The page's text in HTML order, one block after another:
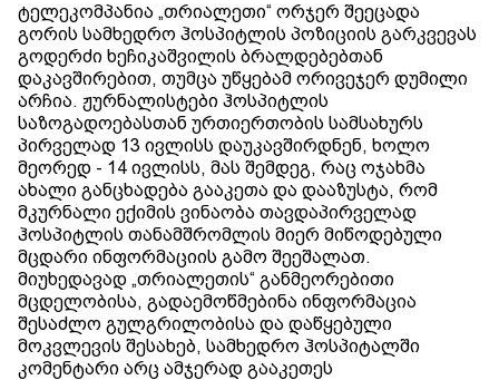
ტელეკომპანია „თრიალეთი“ ორჯერ შეეცადა
გორის სამხედრო ჰოსპიტლის პოზიციის გარკვევას
გოდერძი ხეჩიკაშვილის ბრალდებებთან
დაკავშირებით, თუმცა უწყებამ ორივეჯერ დუმილი
არჩია. ჟურნალისტები ჰოსპიტლის
საზოგადოებასთან ურთიერთობის სამსახურს
პირველად 13 ივლისს დაუკავშირდნენ, ხოლო
მეორედ - 14 ივლისს, მას შემდეგ, რაც ოჯახმა
ახალი განცხადება გააკეთა და დააზუსტა, რომ
მკურნალი ექიმის ვინაობა თავდაპირველად
ჰოსპიტლის თანამშრომლის მიერ მიწოდებული
მცდარი ინფორმაციის გამო შეეშალათ.
მიუხედავად „თრიალეთის“ განმეორებითი
მცდელობისა, გადაემოწმებინა ინფორმაცია
შესაძლო გულგრილობისა და დაწყებული
მოკვლევის შესახებ, სამხედრო ჰოსპიტალში
კომენტარი არც ამჯერად გააკეთეს